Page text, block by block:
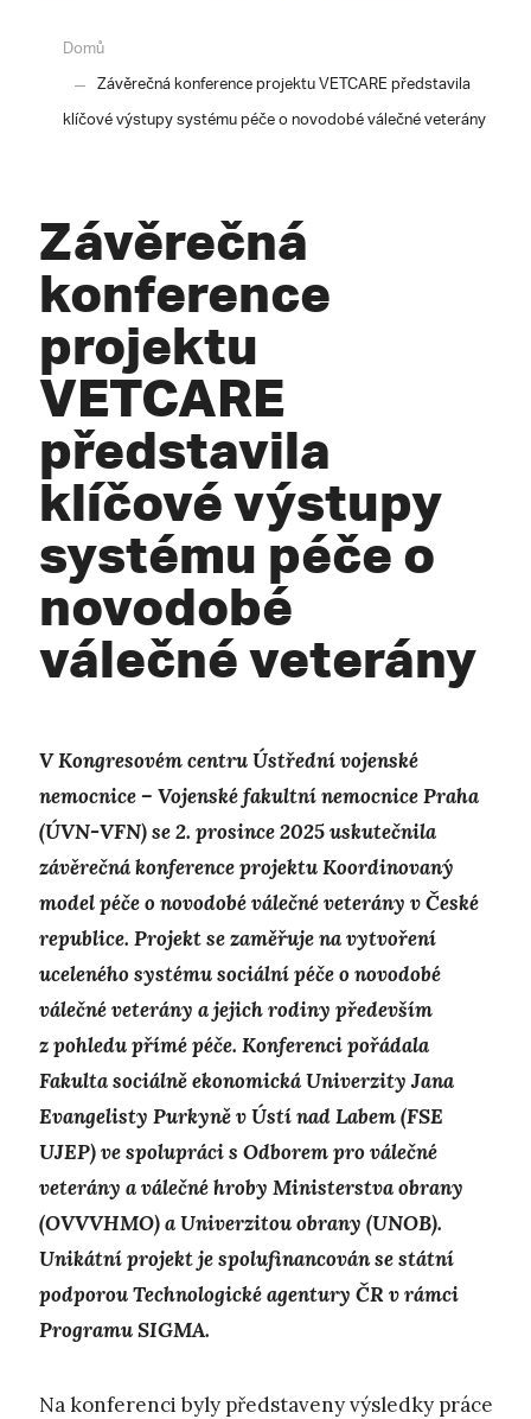
Domů
Závěrečná konference projektu VETCARE představila
klíčové výstupy systému péče o novodobé válečné veterány
Závěrečná
konference
projektu
VETCARE
představila
klíčové výstupy
systému péče o
novodobé
válečné veterány
V Kongresovém centru Ústřední vojenské
nemocnice – Vojenské fakultní nemocnice Praha
(ÚVN-VFN) se 2. prosince 2025 uskutečnila
závěrečná konference projektu Koordinovaný
model péče o novodobé válečné veterány v České
republice. Projekt se zaměřuje na vytvoření
uceleného systému sociální péče o novodobé
válečné veterány a jejich rodiny především
z pohledu přímé péče. Konferenci pořádala
Fakulta sociálně ekonomická Univerzity Jana
Evangelisty Purkyně v Ústí nad Labem (FSE
UJEP) ve spolupráci s Odborem pro válečné
veterány a válečné hroby Ministerstva obrany
(OVVVHMO) a Univerzitou obrany (UNOB).
Unikátní projekt je spolufinancován se státní
podporou Technologické agentury ČR v rámci
Programu SIGMA.
Na konferenci byly představeny výsledky práce